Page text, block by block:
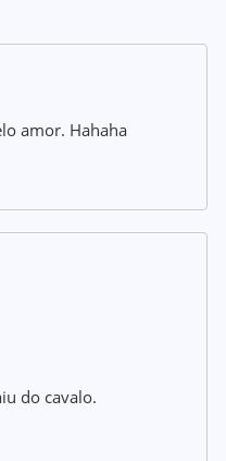
amor. Hahaha
do cavalo.